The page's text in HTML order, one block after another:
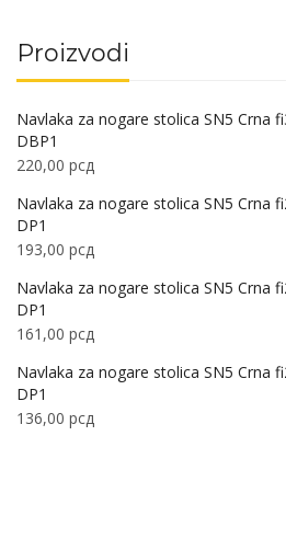
Proizvodi
Navlaka za nogare stolica SN5 Crna
DBP1
220,00 рсд
Navlaka za nogare stolica SN5 Crna
DP1
193,00 рсд
Navlaka za nogare stolica SN5 Crna
DP1
161,00 рсд
Navlaka za nogare stolica SN5 Crna
DP1
136,00 рсд